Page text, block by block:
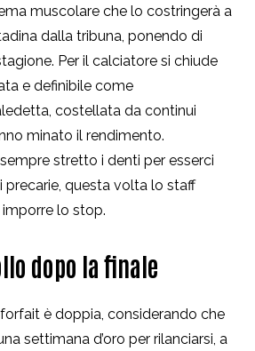
muscolare che lo costringerà a
dalla tribuna, ponendo di
Per il calciatore si chiude
e definibile come
costellata da continui
minato il rendimento.
stretto i denti per esserci
precarie, questa volta lo staff
lo stop.
dopo la finale
è doppia, considerando che
settimana d’oro per rilanciarsi, a